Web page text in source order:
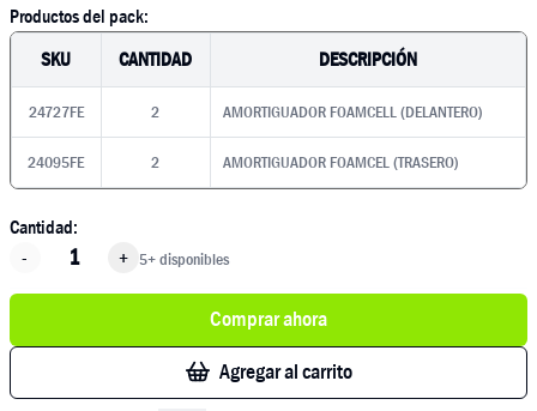
Productos del pack:
SKU
CANTIDAD DESCRIPCIÓN
24727FE 2 AMORTIGUADOR FOAMCELL (DELANTERO)
24095FE 2 AMORTIGUADOR FOAMCEL (TRASERO)
Cantidad:
-
+ 5+ disponibles
Comprar ahora
Agregar al carrito